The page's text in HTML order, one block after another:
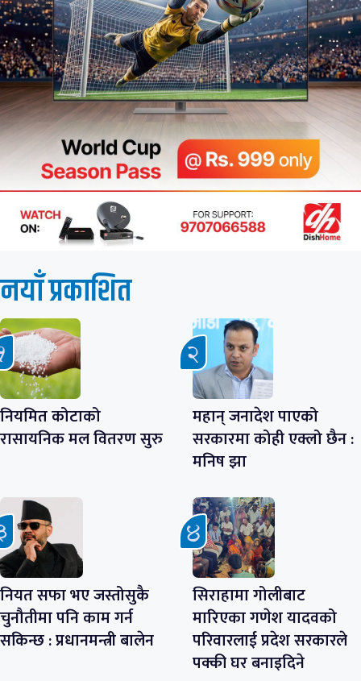
नयाँ प्रकाशित
नियमित कोटाको
रासायनिक मल वितरण सुरु
महान् जनादेश पाएको
सरकारमा कोही एक्लो छैन :
मनिष झा
नियत सफा भए जस्तोसुकै
चुनौतीमा पनि काम गर्न
सकिन्छ : प्रधानमन्त्री बालेन
सिराहामा गोलीबाट
मारिएका गणेश यादवको
परिवारलाई प्रदेश सरकारले
पक्की घर बनाइदिने